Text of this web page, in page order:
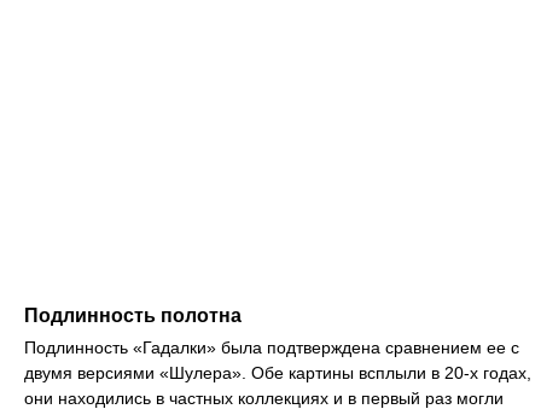
Подлинность полотна
Подлинность «Гадалки» была подтверждена сравнением ее с
двумя версиями «Шулера». Обе картины всплыли в 20-х годах,
они находились в частных коллекциях и в первый раз могли